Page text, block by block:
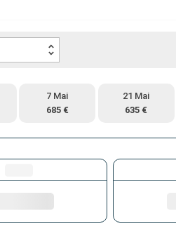
7 Mai
685 €
21 Mai
635 €